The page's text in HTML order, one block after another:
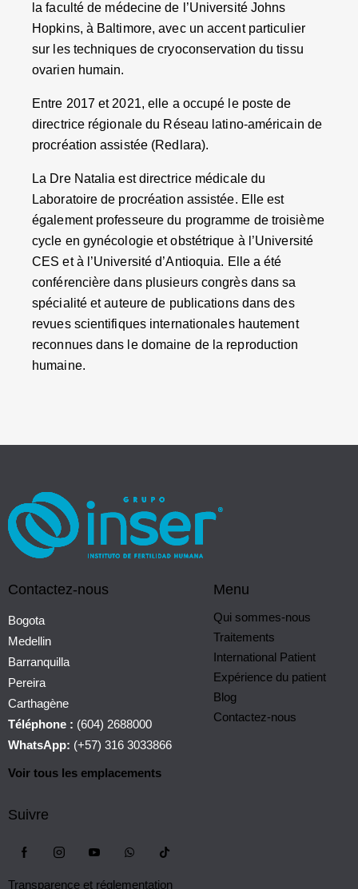
la faculté de médecine de l’Université Johns
Hopkins, à Baltimore, avec un accent particulier
sur les techniques de cryoconservation du tissu
ovarien humain.
Entre 2017 et 2021, elle a occupé le poste de
directrice régionale du Réseau latino-américain de
procréation assistée (Redlara).
La Dre Natalia est directrice médicale du
Laboratoire de procréation assistée. Elle est
également professeure du programme de troisième
cycle en gynécologie et obstétrique à l’Université
CES et à l’Université d’Antioquia. Elle a été
conférencière dans plusieurs congrès dans sa
spécialité et auteure de publications dans des
revues scientifiques internationales hautement
reconnues dans le domaine de la reproduction
humaine.
Contactez-nous
Bogota
Medellin
Barranquilla
Pereira
Carthagène
Téléphone : (604) 2688000
WhatsApp: (+57) 316 3033866
Voir tous les emplacements
Menu
Qui sommes-nous
Traitements
International Patient
Expérience du patient
Blog
Contactez-nous
Suivre
Transparence et réglementation